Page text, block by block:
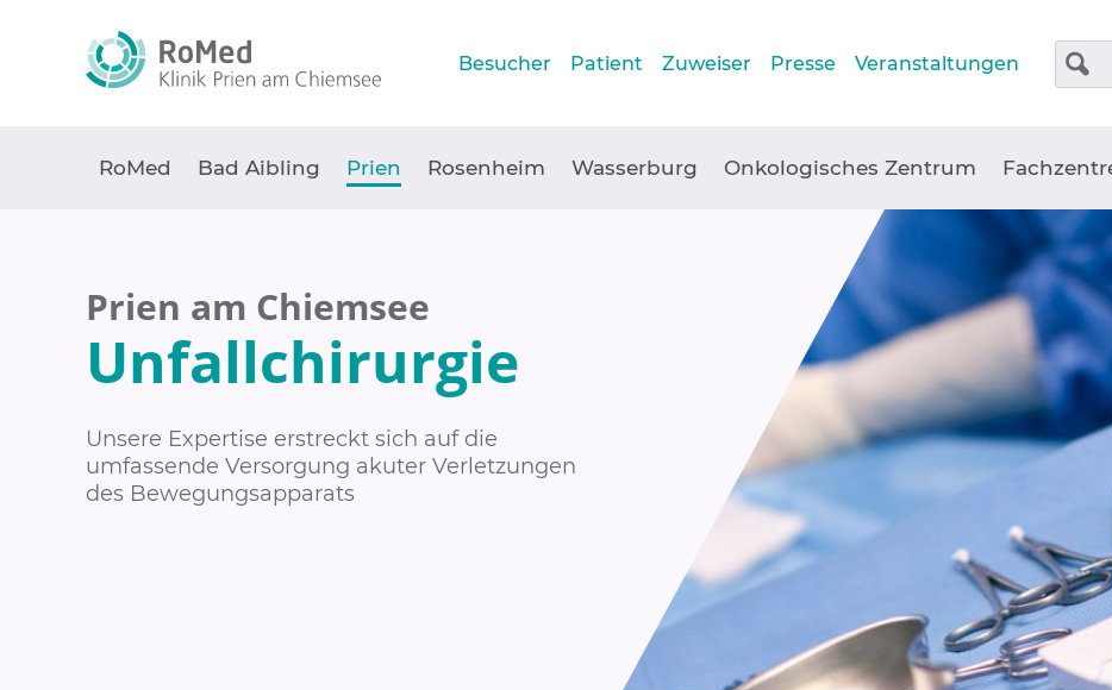
Besucher Patient Zuweiser Presse Veranstaltungen
RoMed Bad Aibling Prien Rosenheim Wasserburg Onkologisches Zentrum
Prien am Chiemsee
Unfallchirurgie
Unsere Expertise erstreckt sich auf die
umfassende Versorgung akuter Verletzungen
des Bewegungsapparats